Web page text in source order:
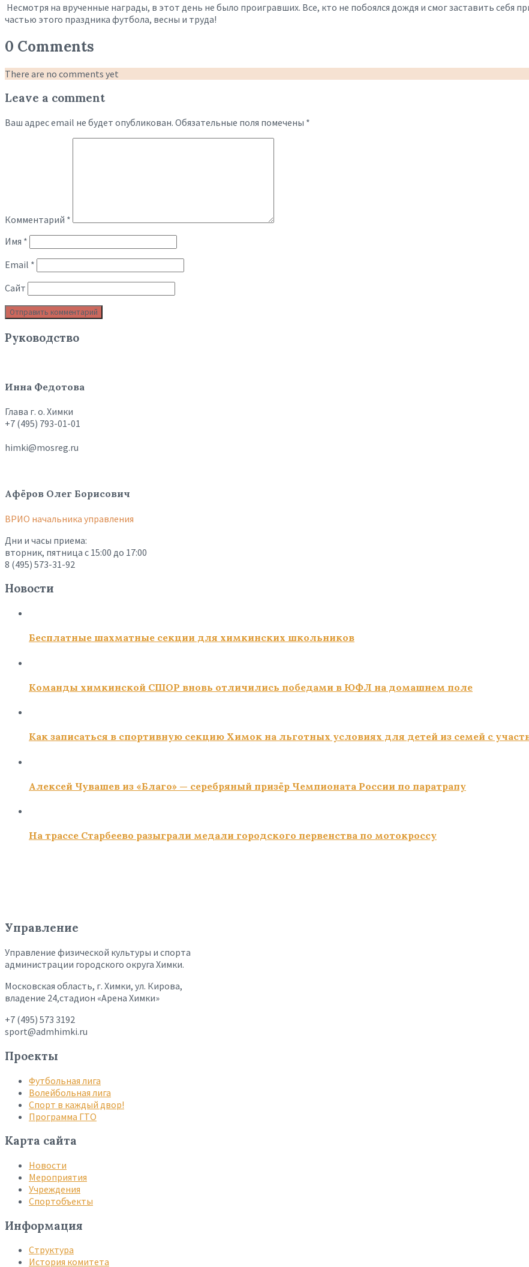
Несмотря на врученные награды, в этот день не было проигравших. Все, кто не побоялся дождя и смог заставить себя
частью этого праздника футбола, весны и труда!
0 Comments
There are no comments yet
Leave a comment
Ваш адрес email не будет опубликован. Обязательные поля помечены *
Комментарий *
Имя *
Email *
Сайт
Руководство
Инна Федотова
Глава г. о. Химки
+7 (495) 793-01-01
himki@mosreg.ru
Афёров Олег Борисович
ВРИО начальника управления
Дни и часы приема:
вторник, пятница с 15:00 до 17:00
8 (495) 573-31-92
Новости
Бесплатные шахматные секции для химкинских школьников
Команды химкинской СШОР вновь отличились победами в ЮФЛ на домашнем поле
Как записаться в спортивную секцию Химок на льготных условиях для детей из семей с
Алексей Чувашев из «Благо» — серебряный призёр Чемпионата России по паратрапу
На трассе Старбеево разыграли медали городского первенства по мотокроссу
Управление
Управление физической культуры и спорта
администрации городского округа Химки.
Московская область, г. Химки, ул. Кирова,
владение 24,стадион «Арена Химки»
+7 (495) 573 3192
sport@admhimki.ru
Проекты
Футбольная лига
Волейбольная лига
Спорт в каждый двор!
Программа ГТО
Карта сайта
Новости
Мероприятия
Учреждения
Спортобъекты
Информация
Структура
История комитета